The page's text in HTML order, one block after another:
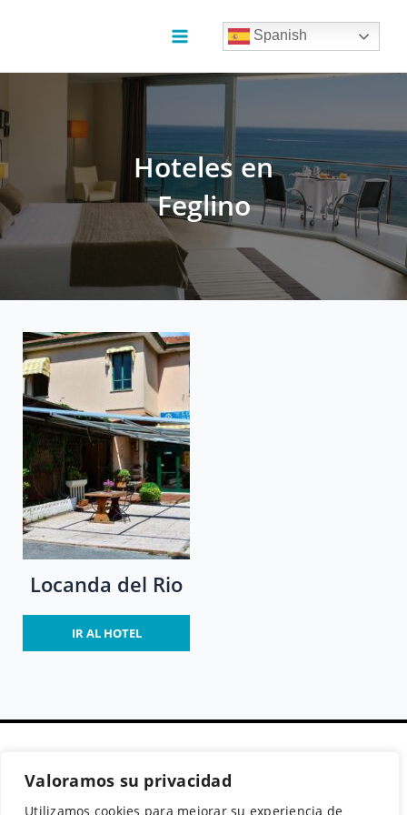
Valoramos su privacidad
Utilizamos cookies para mejorar su experiencia de
Main
Menu
Spanish
Hoteles en
Feglino
Locanda del Rio
IR AL HOTEL
Secciones Políticas